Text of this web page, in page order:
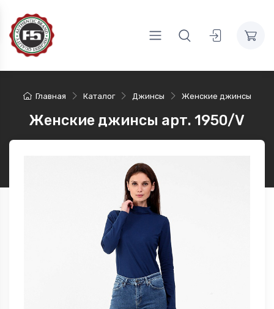
Главная Каталог Джинсы Женские джинсы
Женские джинсы арт. 1950/V